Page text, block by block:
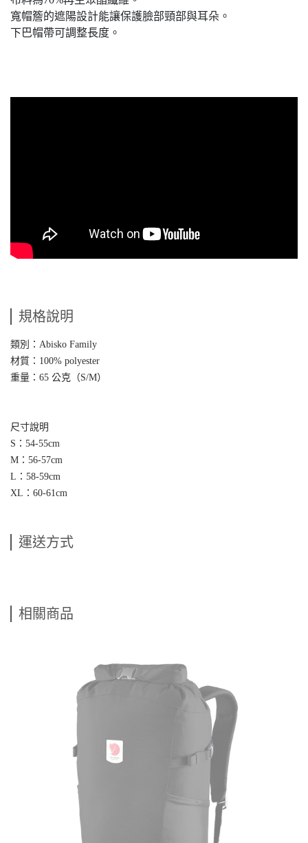
寬帽簷的遮陽設計能讓保護臉部頸部與耳朵。
下巴帽帶可調整長度。
規格說明
類別：Abisko Family
材質：100% polyester
重量：65 公克（S/M）
尺寸說明
S：54-55cm
M：56-57cm
L：58-59cm
XL：60-61cm
運送方式
相關商品